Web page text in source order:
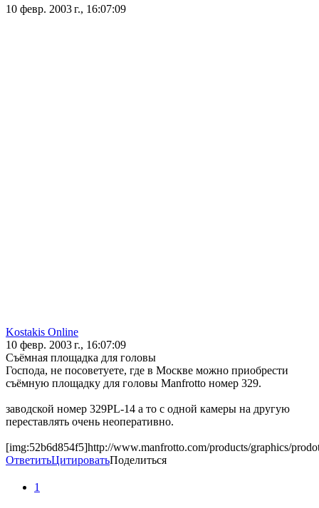
10 февр. 2003 г., 16:07:09
Kostakis Online
10 февр. 2003 г., 16:07:09
Съёмная площадка для головы
Господа, не посоветуете, где в Москве можно приобрести
съёмную площадку для головы Manfrotto номер 329.
заводской номер 329PL-14 а то с одной камеры на другую
переставлять очень неоперативно.
[img:52b6d854f5]http://www.manfrotto.com/products/graphics/
ОтветитьЦитироватьПоделиться
1